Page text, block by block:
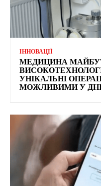
ІННОВАЦІЇ
МЕДИЦИНА
УНІКАЛЬНІ
МОЖЛИВИМИ У